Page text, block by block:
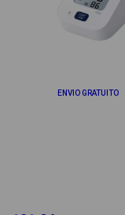
ENVIO GRATUITO